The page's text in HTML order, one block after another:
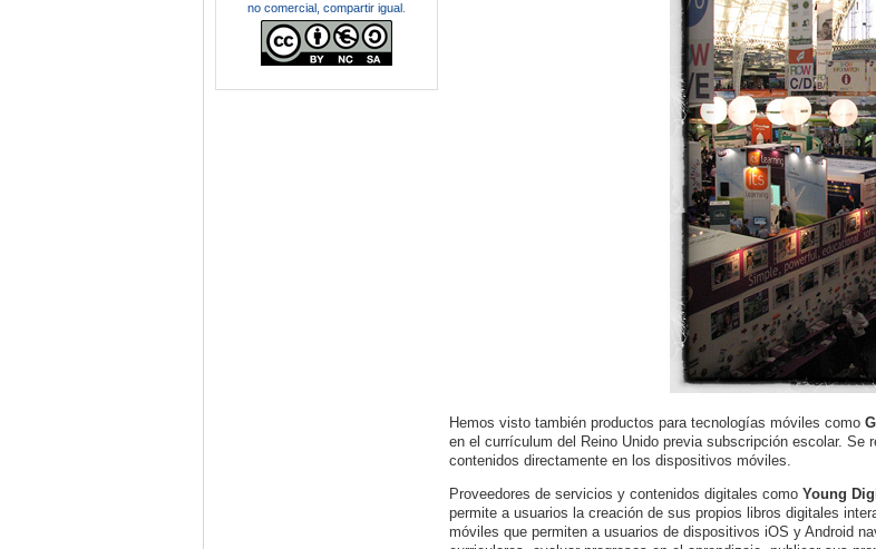
Hemos visto también productos para tecnologías móviles como
en el currículum del Reino Unido previa subscripción escolar.
contenidos directamente en los dispositivos móviles.
Proveedores de servicios y contenidos digitales como Young
permite a usuarios la creación de sus propios libros digitales
móviles que permiten a usuarios de dispositivos iOS y Android
no comercial, compartir igual